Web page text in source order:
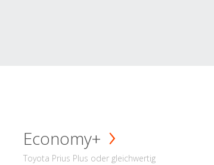
Economy+
Toyota Prius Plus oder gleichwertig